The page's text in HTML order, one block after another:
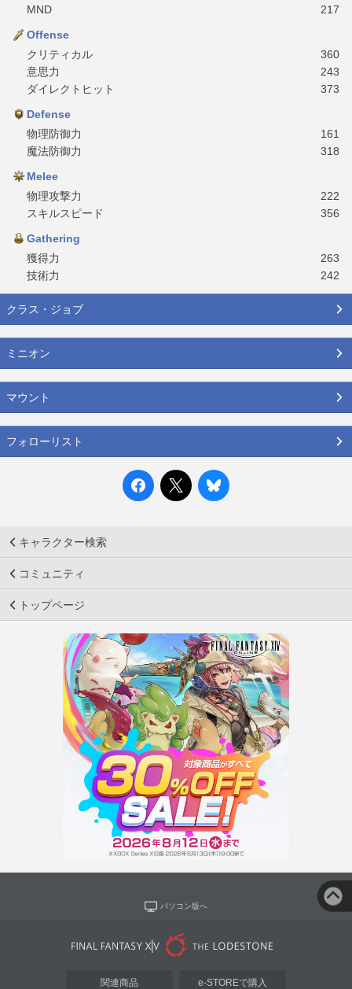
MND
217
Offense
クリティカル
360
意思力
243
ダイレクトヒット
373
Defense
物理防御力
161
魔法防御力
318
Melee
物理攻撃力
222
スキルスピード
356
Gathering
獲得力
263
技術力
242
クラス・ジョブ
ミニオン
マウント
フォローリスト
キャラクター検索
コミュニティ
トップページ
パソコン版へ
関連商品 e-STOREで購入